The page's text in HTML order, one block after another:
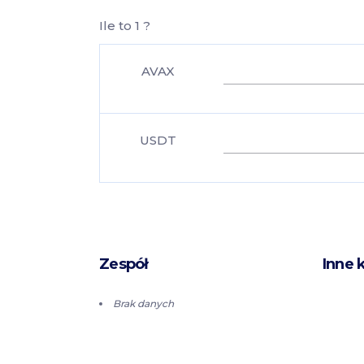
Ile to 1 ?
AVAX
USDT
Zespół
Brak danych
Inne